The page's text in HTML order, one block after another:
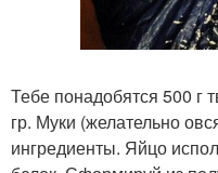
Тебе понадобятся 500 г
гр. Муки (желательно
ингредиенты. Яйцо